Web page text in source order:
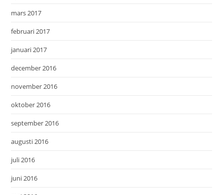
mars 2017
februari 2017
januari 2017
december 2016
november 2016
oktober 2016
september 2016
augusti 2016
juli 2016
juni 2016